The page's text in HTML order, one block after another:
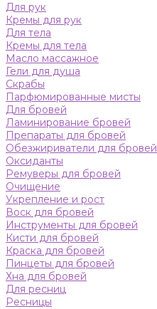
Для рук
Кремы для рук
Для тела
Кремы для тела
Масло массажное
Гели для душа
Скрабы
Парфюмированные мисты
Для бровей
Ламинирование бровей
Препараты для бровей
Обезжириватели для бровей
Оксиданты
Ремуверы для бровей
Очищение
Укрепление и рост
Воск для бровей
Инструменты для бровей
Кисти для бровей
Краска для бровей
Пинцеты для бровей
Хна для бровей
Для ресниц
Ресницы